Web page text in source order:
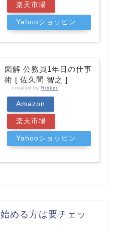
楽天市場
Yahooショッピン
図解 公務員1年目の仕事
術 [ 佐久間 智之 ]
created by Rinker
Amazon
楽天市場
Yahooショッピン
める方は要チェッ